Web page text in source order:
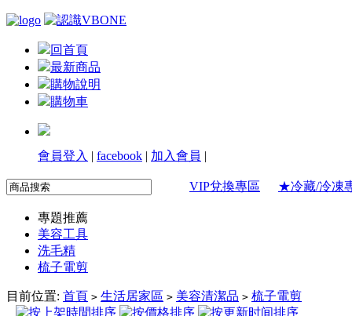
回首頁
最新商品
購物說明
購物車
會員登入 | facebook | 加入會員 |
VIP兌換專區 ★冷藏/冷凍
專題推薦
美容工具
洗毛精
梳子電剪
目前位置: 首頁 > 生活居家區 > 美容清潔品 > 梳子電剪